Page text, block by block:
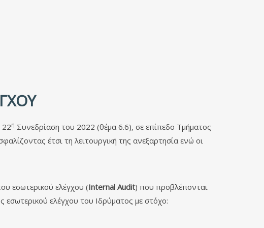
22η Συνεδρίαση του 2022 (θέμα 6.6), σε επίπεδο Τμήματος
έτσι τη λειτουργική της ανεξαρτησία ενώ οι
εσωτερικού ελέγχου (Internal Audit) που προβλέπονται
ελέγχου του Ιδρύματος με στόχο: